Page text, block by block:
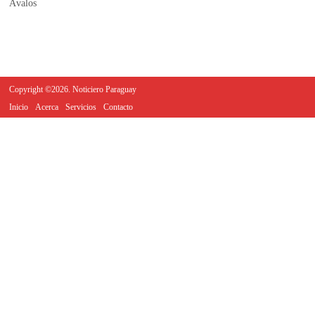
Copyright ©2026. Noticiero Paraguay
Inicio
Acerca Servicios Contacto